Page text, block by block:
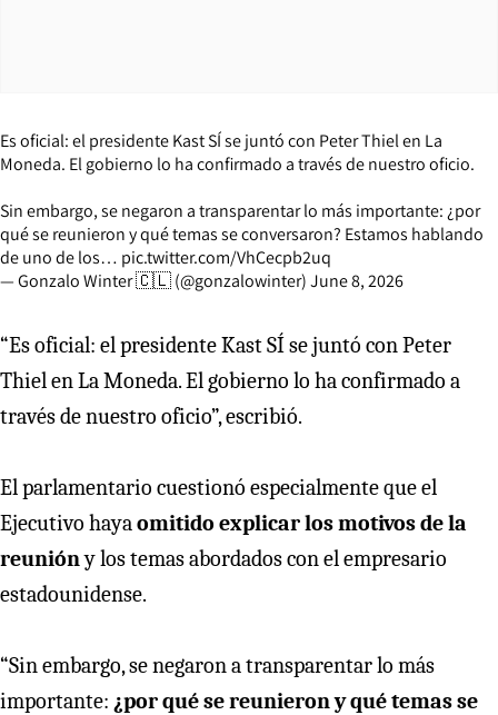
Es oficial: el presidente Kast SÍ se juntó con Peter Thiel en La
Moneda. El gobierno lo ha confirmado a través de nuestro oficio.
Sin embargo, se negaron a transparentar lo más importante: ¿por
qué se reunieron y qué temas se conversaron? Estamos hablando
de uno de los… pic.twitter.com/VhCecpb2uq
— Gonzalo Winter 🇨🇱 (@gonzalowinter)June 8, 2026
“Es oficial: el presidente Kast SÍ se juntó con Peter
Thiel en La Moneda. El gobierno lo ha confirmado a
través de nuestro oficio”, escribió.
El parlamentario cuestionó especialmente que el
Ejecutivo hayaomitido explicar los motivos de la
reunióny los temas abordados con el empresario
estadounidense.
“Sin embargo, se negaron a transparentar lo más
importante: ¿por qué se reunieron y qué temas se